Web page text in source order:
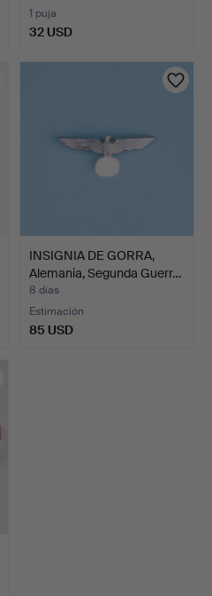
1 puja
32 USD
INSIGNIA DE GORRA,
Alemania, Segunda Guerr…
8 días
Estimación
85 USD